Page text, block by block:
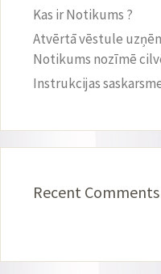
Kas ir Notikums ?
Atvērtā vēstule
Notikums nozīmē
Instrukcijas
Recent Comments